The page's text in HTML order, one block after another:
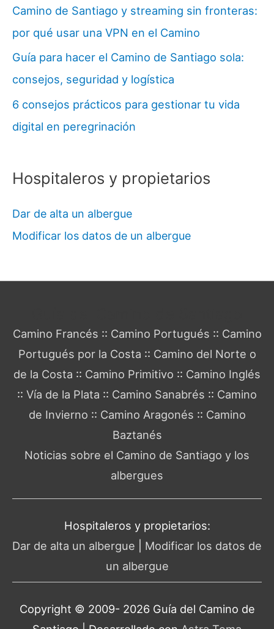
Camino de Santiago y streaming sin fronteras:
por qué usar una VPN en el Camino
Guía para hacer el Camino de Santiago sola:
consejos, seguridad y logística
6 consejos prácticos para gestionar tu vida
digital en peregrinación
Hospitaleros y propietarios
Dar de alta un albergue
Modificar los datos de un albergue
Camino Francés :: Camino Portugués :: Camino
Portugués por la Costa :: Camino del Norte o
de la Costa :: Camino Primitivo :: Camino Inglés
:: Vía de la Plata :: Camino Sanabrés :: Camino
de Invierno :: Camino Aragonés :: Camino
Baztanés
Noticias sobre el Camino de Santiago y los
albergues
Hospitaleros y propietarios:
Dar de alta un albergue
Modificar los datos de
un albergue
Copyright © 2009- 2026 Guía del Camino de